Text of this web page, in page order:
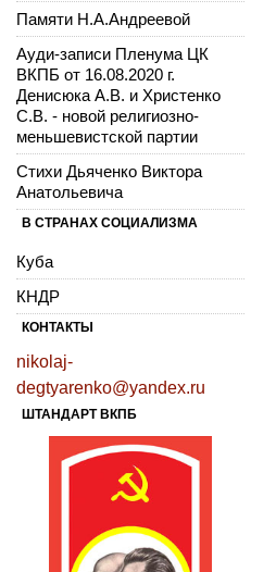
Памяти Н.А.Андреевой
Ауди-записи Пленума ЦК
ВКПБ от 16.08.2020 г.
Денисюка А.В. и Христенко
С.В. - новой религиозно-
меньшевистской партии
Стихи Дьяченко Виктора
Анатольевича
В СТРАНАХ СОЦИАЛИЗМА
Куба
КНДР
КОНТАКТЫ
nikolaj-
degtyarenko@yandex.ru
ШТАНДАРТ ВКПБ